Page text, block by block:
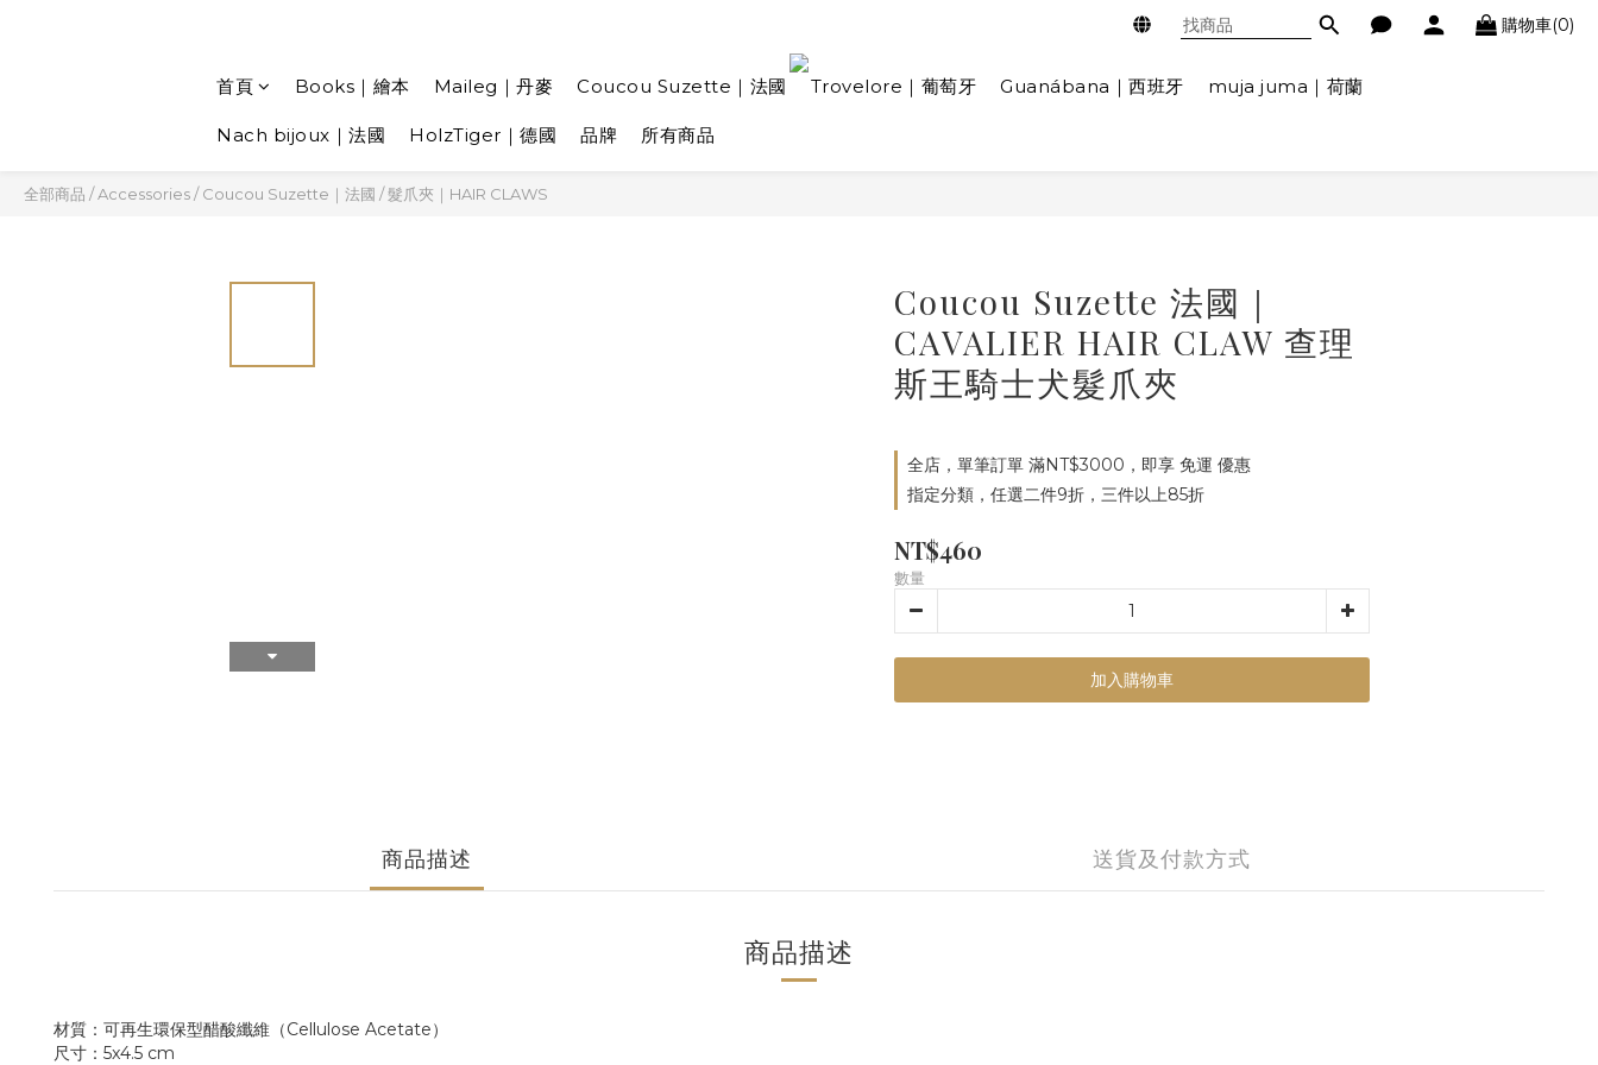
購物車(0)
首頁 Books｜繪本 Maileg｜丹麥 Coucou Suzette｜法國 Trovelore｜葡萄牙 Guanábana｜西班牙 muja juma｜荷蘭
Nach bijoux｜法國 HolzTiger｜德國 品牌 所有商品
全部商品 /Accessories/Coucou Suzette｜法國 /髮爪夾｜HAIR CLAWS
Coucou Suzette 法國｜
CAVALIER HAIR CLAW 查理
斯王騎士犬髮爪夾
全店，單筆訂單 滿NT$3000，即享 免運 優惠
指定分類，任選二件9折，三件以上85折
NT$460
數量
加入購物車
商品描述 送貨及付款方式
商品描述
材質：可再生環保型醋酸纖維（Cellulose Acetate）
尺寸：5x4.5 cm